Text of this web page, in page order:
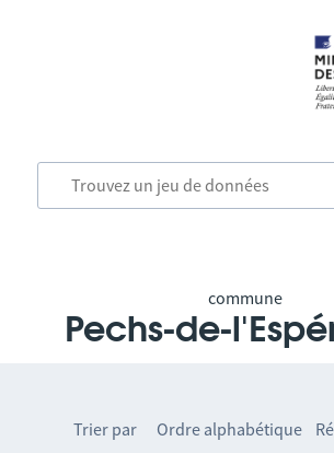
commune
Pechs-de-
Trier par Ordre alphabétique